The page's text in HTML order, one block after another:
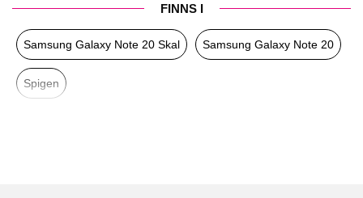
Trådlös laddning-kompatibel
Färg Svart
Material
Varumärke
FINNS I
Samsung Galaxy Note 20 Skal Samsung Galaxy Note 20
Spigen